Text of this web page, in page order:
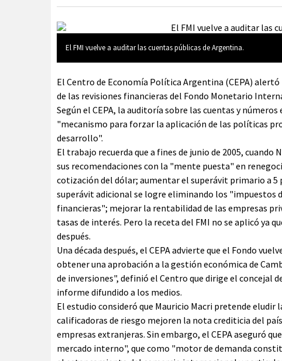
El FMI vuelve a auditar las cuentas públicas de Argentina.
El Centro de Economía Política Argentina (CEPA)
de las revisiones financieras del Fondo Monetario
Según el CEPA, la auditoría sobre las cuentas y
"mecanismo para forzar la aplicación de las políticas
desarrollo".
El trabajo recuerda que a fines de junio de 2005,
sus recomendaciones con la "mente puesta" en
cotización del dólar; aumentar el superávit primario a 5
superávit adicional se logre eliminando los "impuestos
financieras"; mejorar la rentabilidad de las empresas
tasas de interés. Pero la receta del FMI no se aplicó ya
después.
Una década después, el CEPA advierte que el Fondo
obtener una aprobación a la gestión económica de
de inversiones", definió el Centro que dirige el concejal
informe difundido a los medios.
El estudio consideró que Mauricio Macri pretende eludir
calificadoras de riesgo mejoren la nota crediticia del
empresas extranjeras. Sin embargo, el CEPA aseguró
mercado interno", que como "motor de demanda